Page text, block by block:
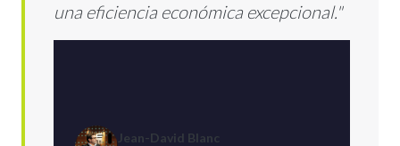
una eficiencia económica excepcional."
Jean-David Blanc